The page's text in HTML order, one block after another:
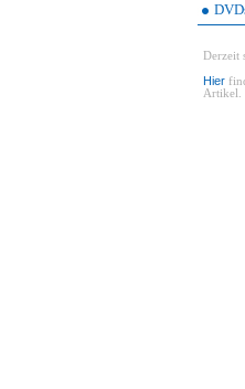
Derzeit
Hier
Artikel.